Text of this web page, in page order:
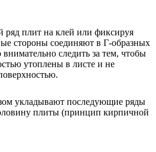
плит на клей или фиксируя
стороны соединяют в Г-образных
следить за тем, чтобы
утоплены в листе и не
укладывают последующие ряды
плиты (принцип кирпичной